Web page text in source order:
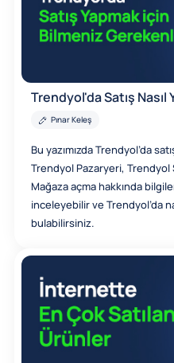
Trendyol'da Satış Nasıl
Pınar Keleş
Bu yazımızda Trendyol’da
Trendyol Pazaryeri, Trendyol
Mağaza açma hakkında
inceleyebilir ve Trendyol’da
bulabilirsiniz.